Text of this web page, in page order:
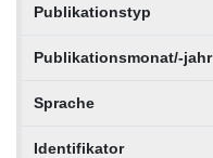
Publikationstyp
Publikationsmonat/-jahr
Sprache
Identifikator